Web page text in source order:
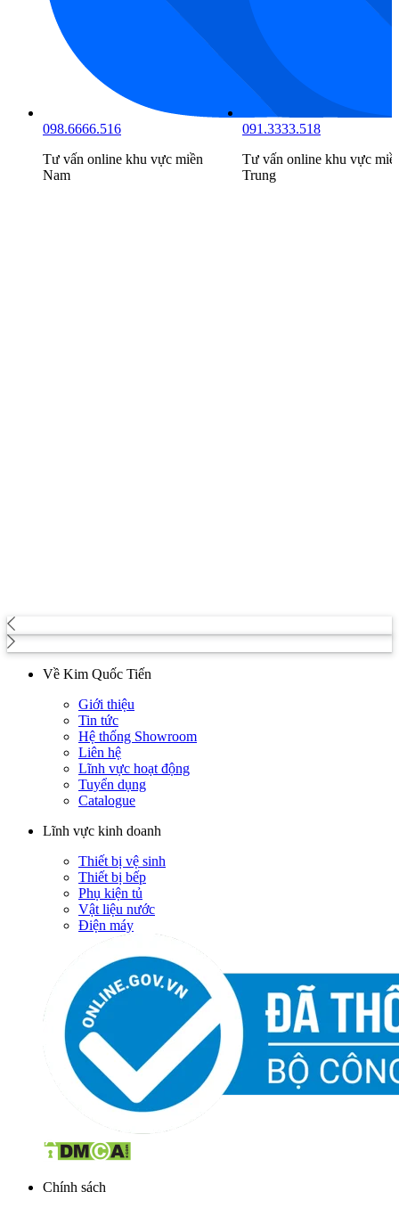
098.6666.516
Tư vấn online khu vực miền
Nam
091.3333.518
Tư vấn online khu vực
Trung
Về Kim Quốc Tiến
Giới thiệu
Tin tức
Hệ thống Showroom
Liên hệ
Lĩnh vực hoạt động
Tuyển dụng
Catalogue
Lĩnh vực kinh doanh
Thiết bị vệ sinh
Thiết bị bếp
Phụ kiện tủ
Vật liệu nước
Điện máy
Chính sách